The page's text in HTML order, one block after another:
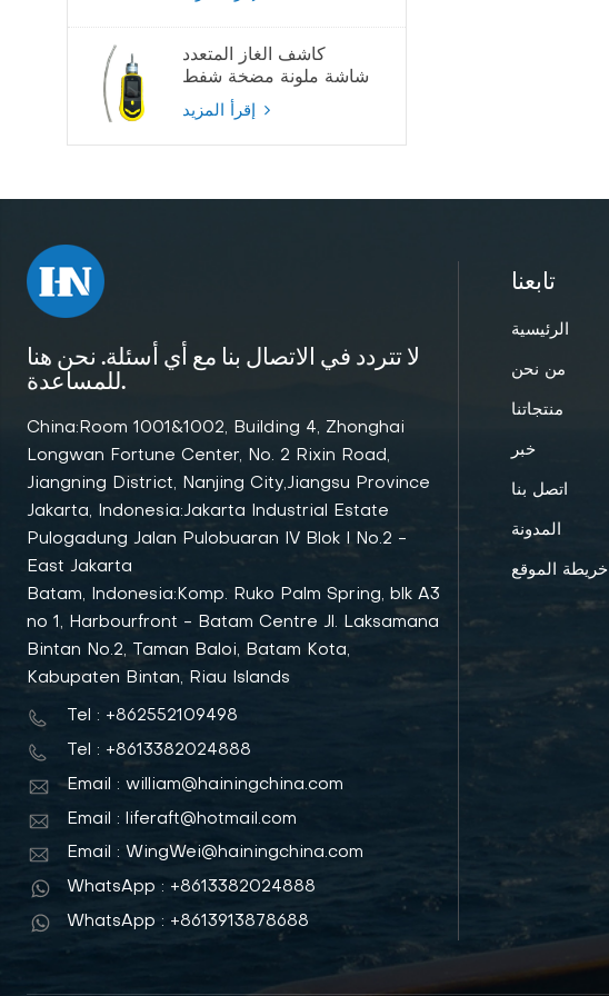
كاشف الغاز المتعدد
شاشة ملونة مضخة شفط
كاشف الغاز
لا تتردد في الاتصال بنا مع أي أسئلة. نحن هنا
للمساعدة.
China:Room 1001&1002, Building 4, Zhonghai
Longwan Fortune Center, No. 2 Rixin Road,
Jiangning District, Nanjing City,Jiangsu Province
Jakarta, Indonesia:Jakarta Industrial Estate
Pulogadung Jalan Pulobuaran IV Blok I No.2 -
East Jakarta
Batam, Indonesia:Komp. Ruko Palm Spring, blk A3
no 1, Harbourfront - Batam Centre Jl. Laksamana
Bintan No.2, Taman Baloi, Batam Kota,
Kabupaten Bintan, Riau Islands
Tel : +862552109498
Tel : +8613382024888
Email : william@hainingchina.com
Email : liferaft@hotmail.com
Email : WingWei@hainingchina.com
WhatsApp : +8613382024888
WhatsApp : +8613913878688
تابعنا
الرئيسية
من نحن
منتجاتنا
خبر
اتصل بنا
المدونة
خريطة الموقع